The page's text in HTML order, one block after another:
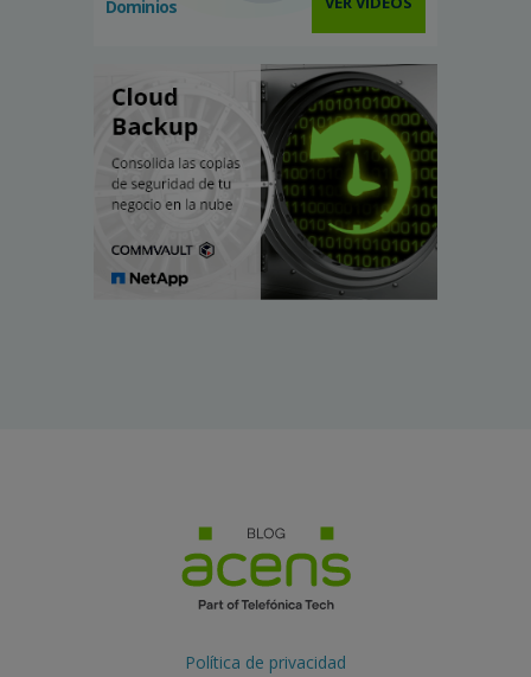
Dominios
Política de privacidad